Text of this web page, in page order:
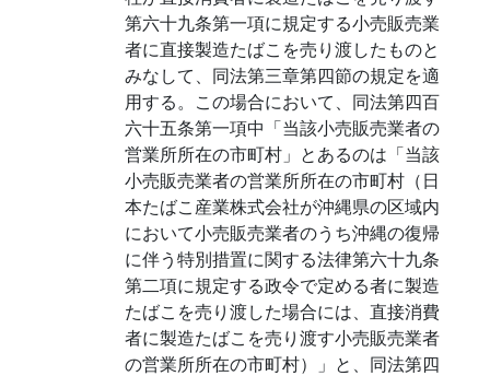
第六十九条第一項に規定する小売販売業
者に直接製造たばこを売り渡したものと
みなして、同法第三章第四節の規定を適
用する。この場合において、同法第四百
六十五条第一項中「当該小売販売業者の
営業所所在の市町村」とあるのは「当該
小売販売業者の営業所所在の市町村（日
本たばこ産業株式会社が沖縄県の区域内
において小売販売業者のうち沖縄の復帰
に伴う特別措置に関する法律第六十九条
第二項に規定する政令で定める者に製造
たばこを売り渡した場合には、直接消費
者に製造たばこを売り渡す小売販売業者
の営業所所在の市町村）」と、同法第四